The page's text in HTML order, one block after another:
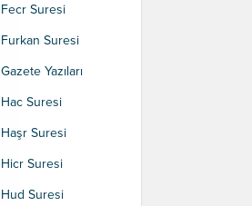
Fecr Suresi
Furkan Suresi
Gazete Yazıları
Hac Suresi
Haşr Suresi
Hicr Suresi
Hud Suresi